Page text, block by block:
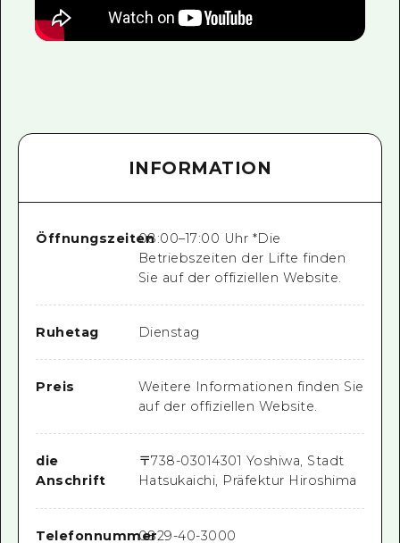
INFORMATION
Öffnungszeiten08:00–17:00 Uhr *Die
Betriebszeiten der Lifte finden
Sie auf der offiziellen Website.
Ruhetag Dienstag
Preis
Weitere Informationen finden Sie
auf der offiziellen Website.
die
Anschrift
〒738-03014301 Yoshiwa, Stadt
Hatsukaichi, Präfektur Hiroshima
Telefonnummer0829-40-3000